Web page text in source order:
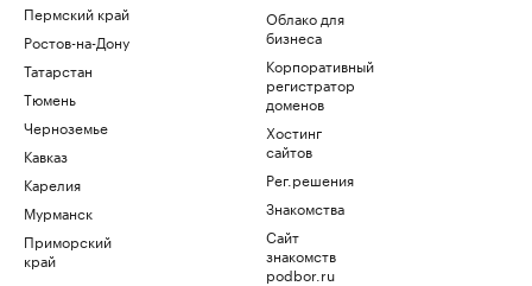
Пермский край
Ростов-на-Дону
Татарстан
Тюмень
Черноземье
Кавказ
Карелия
Мурманск
Приморский
край
Облако для
бизнеса
Корпоративный
регистратор
доменов
Хостинг
сайтов
Рег.решения
Знакомства
Сайт
знакомств
podbor.ru